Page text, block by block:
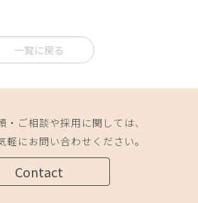
一覧に戻る
・ご相談や採用に関しては、
軽にお問い合わせください。
Contact